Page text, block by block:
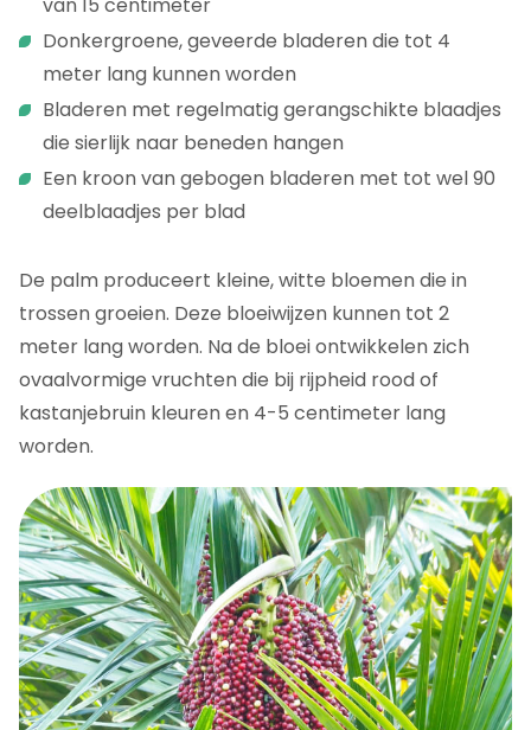
van 15 centimeter
Donkergroene, geveerde bladeren die tot 4
meter lang kunnen worden
Bladeren met regelmatig gerangschikte blaadjes
die sierlijk naar beneden hangen
Een kroon van gebogen bladeren met tot wel 90
deelblaadjes per blad
De palm produceert kleine, witte bloemen die in
trossen groeien. Deze bloeiwijzen kunnen tot 2
meter lang worden. Na de bloei ontwikkelen zich
ovaalvormige vruchten die bij rijpheid rood of
kastanjebruin kleuren en 4-5 centimeter lang
worden.